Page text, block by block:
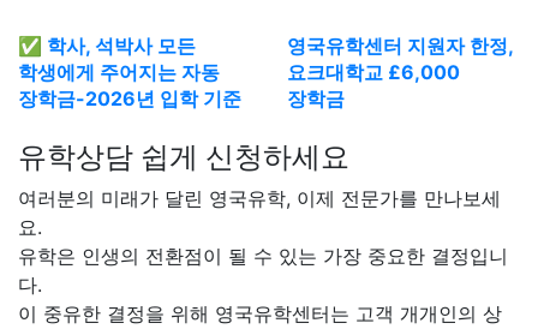
본머스 대학교 미디어, 커뮤니케이션 석사 과정 합격
후기 -
산업통산자원부 서기관님의 요크대학교 MPA 합격
후기
영국 런던 골드스미스 대학 석사 합격 후기
'영국유학센터의 서포트와 정보력 덕분에 입학과정이
훨씬 수월하게 진행된 것 같아 감사합니다!'
✅ 학사, 석박사 모든
학생에게 주어지는 자동
장학금-2026년 입학 기준
영국유학센터 지원자 한정,
요크대학교 £6,000
장학금
유학상담 쉽게 신청하세요
여러분의 미래가 달린 영국유학, 이제 전문가를 만나보세
요.
유학은 인생의 전환점이 될 수 있는 가장 중요한 결정입니
다.
이 중유한 결정을 위해 영국유학센터는 고객 개개인의 상